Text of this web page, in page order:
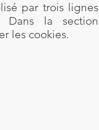
par trois lignes
Dans la section
les cookies.